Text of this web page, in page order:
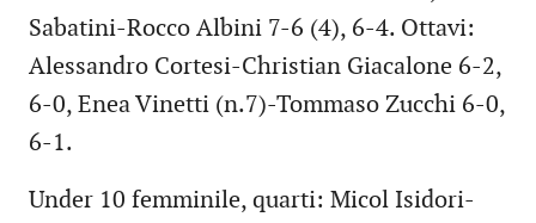
Sabatini-Rocco Albini 7-6 (4), 6-4. Ottavi:
Alessandro Cortesi-Christian Giacalone 6-2,
6-0, Enea Vinetti (n.7)-Tommaso Zucchi 6-0,
6-1.
Under 10 femminile, quarti: Micol Isidori-